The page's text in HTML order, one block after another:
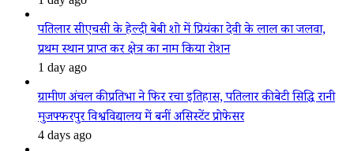
पतिलार सीएचसी के हेल्दी बेबी शो में प्रियंका देवी के लाल का जलवा,
प्रथम स्थान प्राप्त कर क्षेत्र का नाम किया रोशन
1 day ago
ग्रामीण अंचल की प्रतिभा ने फिर रचा इतिहास, पतिलार की बेटी सिद्धि रानी
मुजफ्फरपुर विश्वविद्यालय में बनीं असिस्टेंट प्रोफेसर
4 days ago